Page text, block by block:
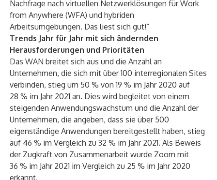
Nachfrage nach virtuellen Netzwerklösungen für Work
from Anywhere (WFA) und hybriden
Arbeitsumgebungen. Das liest sich gut!“
Trends Jahr für Jahr mit sich ändernden
Herausforderungen und Prioritäten
Das WAN breitet sich aus und die Anzahl an
Unternehmen, die sich mit über 100 interregionalen Sites
verbinden, stieg um 50 % von 19 % im Jahr 2020 auf
28 % im Jahr 2021 an. Dies wird begleitet von einem
steigenden Anwendungswachstum und die Anzahl der
Unternehmen, die angeben, dass sie über 500
eigenständige Anwendungen bereitgestellt haben, stieg
auf 46 % im Vergleich zu 32 % im Jahr 2021. Als Beweis
der Zugkraft von Zusammenarbeit wurde Zoom mit
36 % im Jahr 2021 im Vergleich zu 25 % im Jahr 2020
erkannt.